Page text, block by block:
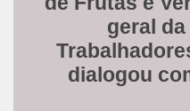
geral
dialogou